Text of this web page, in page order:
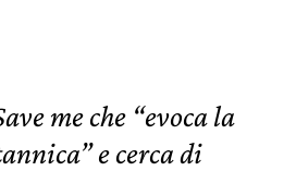
me che “evoca la
e cerca di